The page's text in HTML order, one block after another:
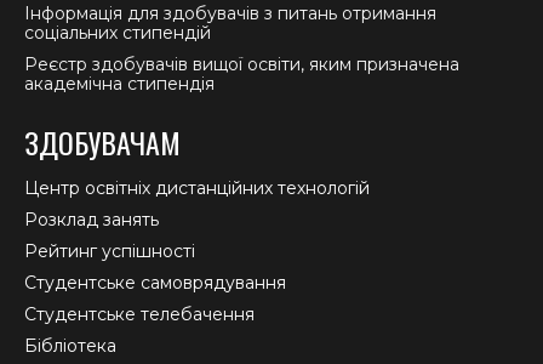
Інформація для здобувачів з питань отримання
соціальних стипендій
Реєстр здобувачів вищої освіти, яким призначена
академічна стипендія
ЗДОБУВАЧАМ
Центр освітніх дистанційних технологій
Розклад занять
Рейтинг успішності
Студентське самоврядування
Студентське телебачення
Бібліотека